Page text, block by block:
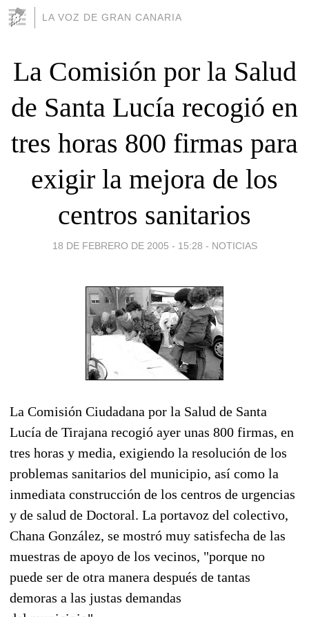
LA VOZ DE GRAN CANARIA
La Comisión por la Salud
de Santa Lucía recogió en
tres horas 800 firmas para
exigir la mejora de los
centros sanitarios
18 DE FEBRERO DE 2005 - 15:28 - NOTICIAS
La Comisión Ciudadana por la Salud de Santa
Lucía de Tirajana recogió ayer unas 800 firmas, en
tres horas y media, exigiendo la resolución de los
problemas sanitarios del municipio, así como la
inmediata construcción de los centros de urgencias
y de salud de Doctoral. La portavoz del colectivo,
Chana González, se mostró muy satisfecha de las
muestras de apoyo de los vecinos, "porque no
puede ser de otra manera después de tantas
demoras a las justas demandas